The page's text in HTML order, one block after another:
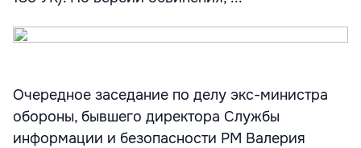
Очередное заседание по делу экс-министра
обороны, бывшего директора Службы
информации и безопасности РМ Валерия